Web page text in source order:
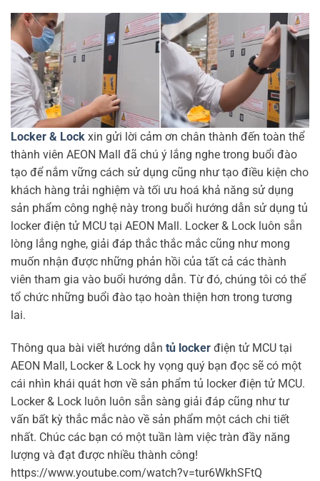
Locker & Lock xin gửi lời cảm ơn chân thành đến toàn thể
thành viên AEON Mall đã chú ý lắng nghe trong buổi đào
tạo để nắm vững cách sử dụng cũng như tạo điều kiện cho
khách hàng trải nghiệm và tối ưu hoá khả năng sử dụng
sản phẩm công nghệ này trong buổi hướng dẫn sử dụng tủ
locker điện tử MCU tại AEON Mall. Locker & Lock luôn sẵn
lòng lắng nghe, giải đáp thắc thắc mắc cũng như mong
muốn nhận được những phản hồi của tất cả các thành
viên tham gia vào buổi hướng dẫn. Từ đó, chúng tôi có thể
tổ chức những buổi đào tạo hoàn thiện hơn trong tương
lai.
Thông qua bài viết hướng dẫn tủ locker điện tử MCU tại
AEON Mall, Locker & Lock hy vọng quý bạn đọc sẽ có một
cái nhìn khái quát hơn về sản phẩm tủ locker điện tử MCU.
Locker & Lock luôn luôn sẵn sàng giải đáp cũng như tư
vấn bất kỳ thắc mắc nào về sản phẩm một cách chi tiết
nhất. Chúc các bạn có một tuần làm việc tràn đầy năng
lượng và đạt được nhiều thành công!
https://www.youtube.com/watch?v=tur6WkhSFtQ